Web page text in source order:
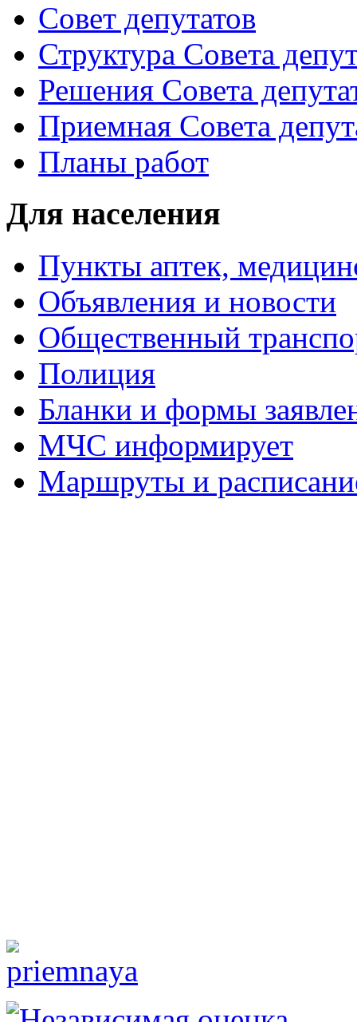
Совет депутатов
Структура Совета
Решения Совета
Приемная Совета
Планы работ
Для населения
Пункты аптек,
Объявления и новости
Общественный
Полиция
Бланки и формы
МЧС информирует
Маршруты и